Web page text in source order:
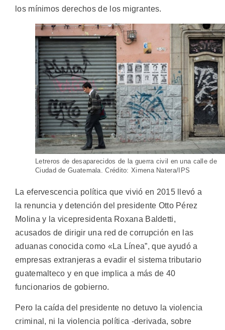
los mínimos derechos de los migrantes.
Letreros de desaparecidos de la guerra civil en una calle de
Ciudad de Guatemala. Crédito: Ximena Natera/IPS
La efervescencia política que vivió en 2015 llevó a
la renuncia y detención del presidente Otto Pérez
Molina y la vicepresidenta Roxana Baldetti,
acusados de dirigir una red de corrupción en las
aduanas conocida como «La Línea”, que ayudó a
empresas extranjeras a evadir el sistema tributario
guatemalteco y en que implica a más de 40
funcionarios de gobierno.
Pero la caída del presidente no detuvo la violencia
criminal, ni la violencia política -derivada, sobre